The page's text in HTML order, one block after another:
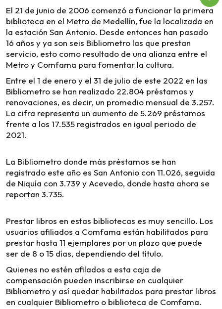
El 21 de junio de 2006 comenzó a funcionar la primera
biblioteca en el Metro de Medellín, fue la localizada en
la estación San Antonio. Desde entonces han pasado
16 años y ya son seis Bibliometro las que prestan
servicio, esto como resultado de una alianza entre el
Metro y Comfama para fomentar la cultura.
Entre el 1 de enero y el 31 de julio de este 2022 en las
Bibliometro se han realizado 22.804 préstamos y
renovaciones, es decir, un promedio mensual de 3.257.
La cifra representa un aumento de 5.269 préstamos
frente a los 17.535 registrados en igual periodo de
2021.
La Bibliometro donde más préstamos se han
registrado este año es San Antonio con 11.026, seguida
de Niquía con 3.739 y Acevedo, donde hasta ahora se
reportan 3.735.
Prestar libros en estas bibliotecas es muy sencillo. Los
usuarios afiliados a Comfama están habilitados para
prestar hasta 11 ejemplares por un plazo que puede
ser de 8 o 15 días, dependiendo del título.
Quienes no estén afilados a esta caja de
compensación pueden inscribirse en cualquier
Bibliometro y así quedar habilitados para prestar libros
en cualquier Bibliometro o biblioteca de Comfama.